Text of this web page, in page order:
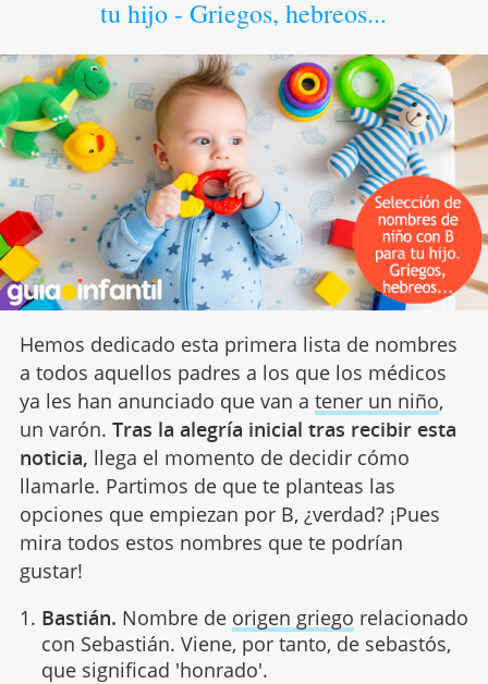
tu hijo - Griegos, hebreos...
Hemos dedicado esta primera lista de nombres
a todos aquellos padres a los que los médicos
ya les han anunciado que van a tener un niño,
un varón. Tras la alegría inicial tras recibir esta
noticia, llega el momento de decidir cómo
llamarle. Partimos de que te planteas las
opciones que empiezan por B, ¿verdad? ¡Pues
mira todos estos nombres que te podrían
gustar!
Bastián. Nombre de origen griego relacionado
con Sebastián. Viene, por tanto, de sebastós,
que significad 'honrado'.